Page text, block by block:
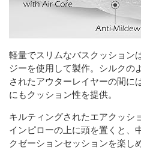
軽量でスリムなバスクッション
ジーを使用して製作。シルクの
されたアウターレイヤーの間に
にもクッション性を提供。
キルティングされたエアクッシ
インピローの上に頭を置くと、
クゼーションセッションを楽し